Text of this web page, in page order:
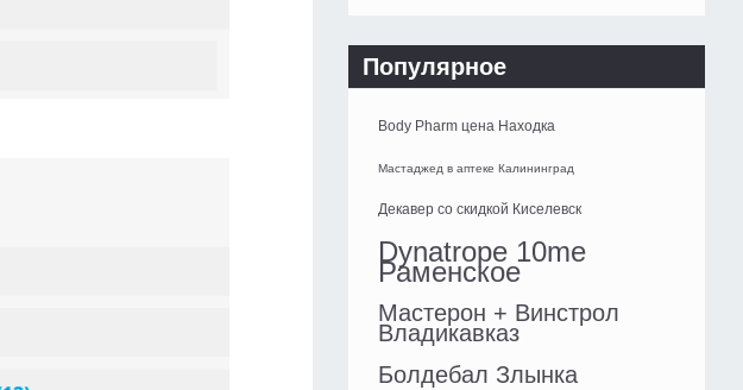
Популярное
Body Pharm цена Находка
Мастаджед в аптеке Калининград
Декавер со скидкой Киселевск
Dynatrope 10me
Раменское
Мастерон + Винстрол
Владикавказ
Болдебал Злынка